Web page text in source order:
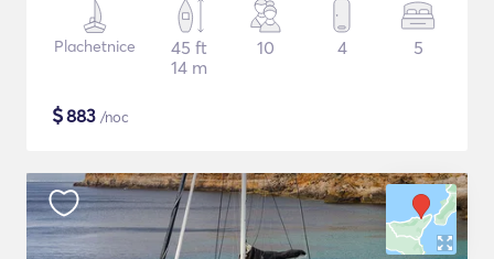
Plachetnice
45 ft
14 m
10 4 5
$883 /noc